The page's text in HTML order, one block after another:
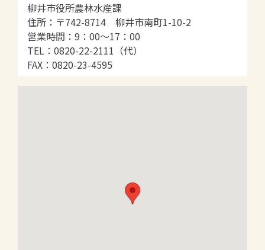
柳井市役所農林水産課
住所：〒742-8714 柳井市南町1-10-2
営業時間：9：00～17：00
TEL：0820-22-2111（代）
FAX：0820-23-4595